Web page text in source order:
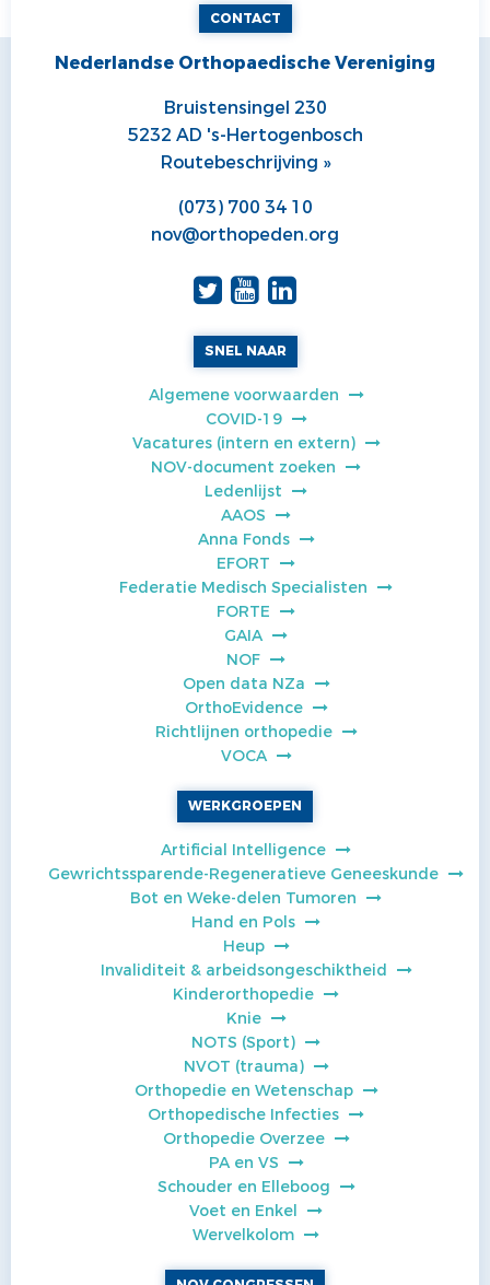
CONTACT
Nederlandse Orthopaedische Vereniging
Bruistensingel 230
5232 AD 's-Hertogenbosch
Routebeschrijving »
(073) 700 34 10
nov@orthopeden.org
SNEL NAAR
Algemene voorwaarden
COVID-19
Vacatures (intern en extern)
NOV-document zoeken
Ledenlijst
AAOS
Anna Fonds
EFORT
Federatie Medisch Specialisten
FORTE
GAIA
NOF
Open data NZa
OrthoEvidence
Richtlijnen orthopedie
VOCA
WERKGROEPEN
Artificial Intelligence
Gewrichtssparende-Regeneratieve Geneeskunde
Bot en Weke-delen Tumoren
Hand en Pols
Heup
Invaliditeit & arbeidsongeschiktheid
Kinderorthopedie
Knie
NOTS (Sport)
NVOT (trauma)
Orthopedie en Wetenschap
Orthopedische Infecties
Orthopedie Overzee
PA en VS
Schouder en Elleboog
Voet en Enkel
Wervelkolom